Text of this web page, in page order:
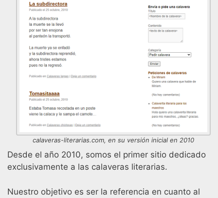
calaveras-literarias.com, en su versión inicial en 2010
Desde el año 2010, somos el primer sitio dedicado
exclusivamente a las calaveras literarias.
Nuestro objetivo es ser la referencia en cuanto al